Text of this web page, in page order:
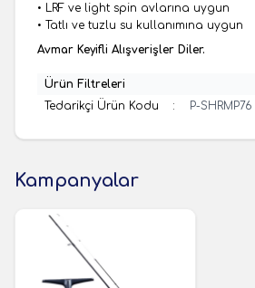
• LRF ve light spin avlarına uygun
• Tatlı ve tuzlu su kullanımına uygun
Avmar Keyifli Alışverişler Diler.
Ürün Filtreleri
Tedarikçi Ürün Kodu
: P-SHRMP76
Kampanyalar